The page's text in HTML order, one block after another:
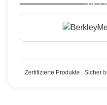
0,00 €
Zertifizierte Produkte Sicher